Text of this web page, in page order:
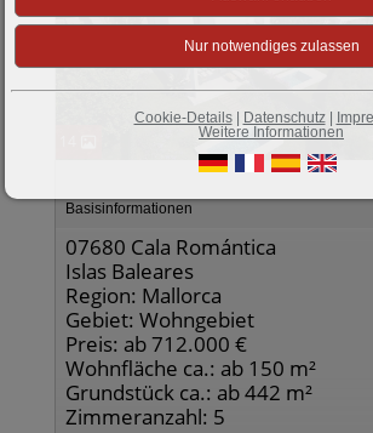
Basisinformationen
07680 Cala Romántica
Islas Baleares
Region: Mallorca
Gebiet: Wohngebiet
Preis: ab 712.000 €
Wohnfläche ca.: ab 150 m²
Grundstück ca.: ab 442 m²
Zimmeranzahl: 5
Cookie-Details| Datenschutz|
Weitere Informationen